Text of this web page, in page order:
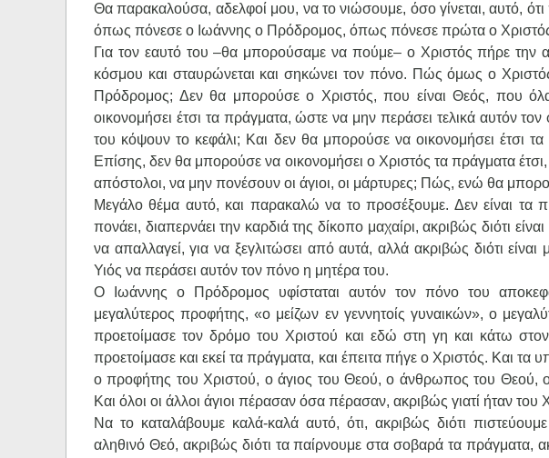
Θα παρακαλούσα, αδελφοί μου, να το νιώσουμε, όσο γίνεται, αυτό,
όπως πόνεσε ο Ιωάννης ο Πρόδρομος, όπως πόνεσε πρώτα ο Χριστός.
Για τον εαυτό του –θα μπορούσαμε να πούμε– ο Χριστός πήρε
κόσμου και σταυρώνεται και σηκώνει τον πόνο. Πώς όμως ο
Πρόδρομος; Δεν θα μπορούσε ο Χριστός, που είναι Θεός, που όλα
οικονομήσει έτσι τα πράγματα, ώστε να μην περάσει τελικά αυτόν
του κόψουν το κεφάλι; Και δεν θα μπορούσε να οικονομήσει έτσι
Επίσης, δεν θα μπορούσε να οικονομήσει ο Χριστός τα πράγματα
απόστολοι, να μην πονέσουν οι άγιοι, οι μάρτυρες; Πώς, ενώ θα
Μεγάλο θέμα αυτό, και παρακαλώ να το προσέξουμε. Δεν είναι τα
πονάει, διαπερνάει την καρδιά της δίκοπο μαχαίρι, ακριβώς διότι
να απαλλαγεί, για να ξεγλιτώσει από αυτά, αλλά ακριβώς διότι
Υιός να περάσει αυτόν τον πόνο η μητέρα του.
Ο Ιωάννης ο Πρόδρομος υφίσταται αυτόν τον πόνο του
μεγαλύτερος προφήτης, «ο μείζων εν γεννητοίς γυναικών», ο
προετοίμασε τον δρόμο του Χριστού και εδώ στη γη και κάτω
προετοίμασε και εκεί τα πράγματα, και έπειτα πήγε ο Χριστός. Και τα
ο προφήτης του Χριστού, ο άγιος του Θεού, ο άνθρωπος του Θεού,
Και όλοι οι άλλοι άγιοι πέρασαν όσα πέρασαν, ακριβώς γιατί ήταν του
Να το καταλάβουμε καλά-καλά αυτό, ότι, ακριβώς διότι
αληθινό Θεό, ακριβώς διότι τα παίρνουμε στα σοβαρά τα πράγματα,